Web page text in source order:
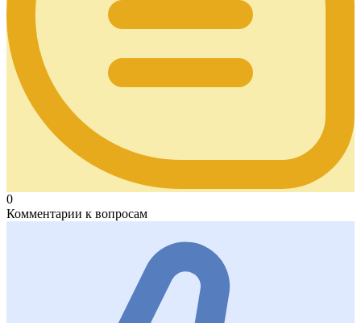
0
Комментарии к вопросам